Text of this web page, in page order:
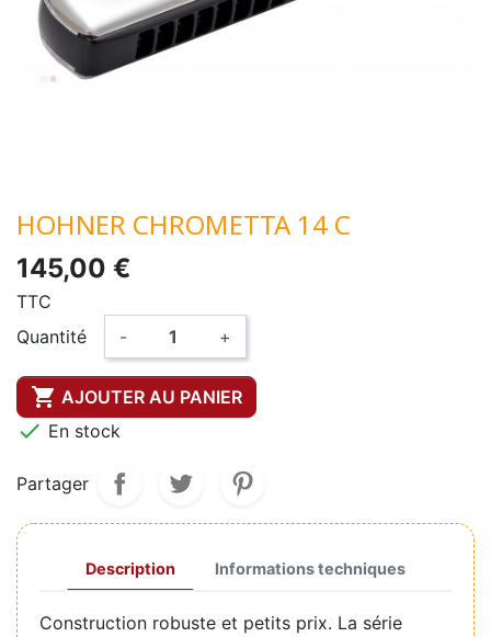
HOHNER CHROMETTA 14 C
145,00 €
TTC
Quantité
- +
 AJOUTER AU PANIER
 En stock
Partager
Description Informations techniques
Construction robuste et petits prix. La série